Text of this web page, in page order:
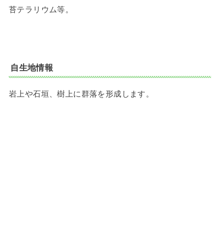
苔テラリウム等。
自生地情報
岩上や石垣、樹上に群落を形成します。